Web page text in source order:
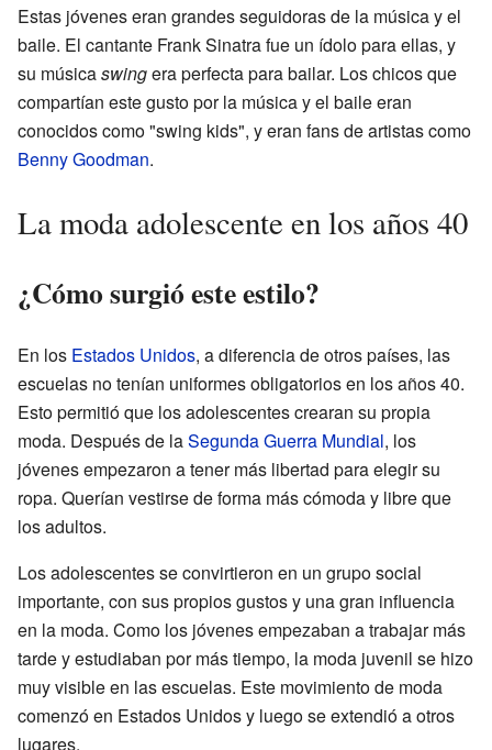
Estas jóvenes eran grandes seguidoras de la música y el
baile. El cantante Frank Sinatra fue un ídolo para ellas, y
su músicaswingera perfecta para bailar. Los chicos que
compartían este gusto por la música y el baile eran
conocidos como "swing kids", y eran fans de artistas como
Benny Goodman.
La moda adolescente en los años 40
¿Cómo surgió este estilo?
En los Estados Unidos, a diferencia de otros países, las
escuelas no tenían uniformes obligatorios en los años 40.
Esto permitió que los adolescentes crearan su propia
moda. Después de laSegunda Guerra Mundial, los
jóvenes empezaron a tener más libertad para elegir su
ropa. Querían vestirse de forma más cómoda y libre que
los adultos.
Los adolescentes se convirtieron en un grupo social
importante, con sus propios gustos y una gran influencia
en la moda. Como los jóvenes empezaban a trabajar más
tarde y estudiaban por más tiempo, la moda juvenil se hizo
muy visible en las escuelas. Este movimiento de moda
comenzó en Estados Unidos y luego se extendió a otros
lugares.